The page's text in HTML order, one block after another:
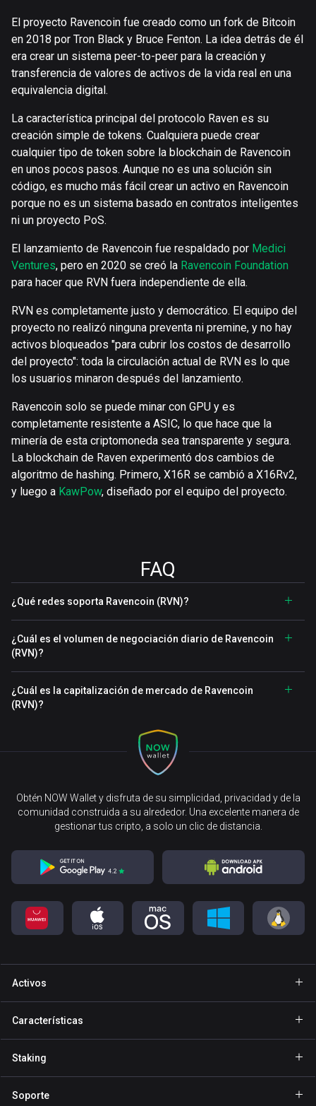
El proyecto Ravencoin fue creado como un fork de Bitcoin
en 2018 por Tron Black y Bruce Fenton. La idea detrás de él
era crear un sistema peer-to-peer para la creación y
transferencia de valores de activos de la vida real en una
equivalencia digital.
La característica principal del protocolo Raven es su
creación simple de tokens. Cualquiera puede crear
cualquier tipo de token sobre la blockchain de Ravencoin
en unos pocos pasos. Aunque no es una solución sin
código, es mucho más fácil crear un activo en Ravencoin
porque no es un sistema basado en contratos inteligentes
ni un proyecto PoS.
El lanzamiento de Ravencoin fue respaldado por Medici
Ventures, pero en 2020 se creó la Ravencoin Foundation
para hacer que RVN fuera independiente de ella.
RVN es completamente justo y democrático. El equipo del
proyecto no realizó ninguna preventa ni premine, y no hay
activos bloqueados "para cubrir los costos de desarrollo
del proyecto": toda la circulación actual de RVN es lo que
los usuarios minaron después del lanzamiento.
Ravencoin solo se puede minar con GPU y es
completamente resistente a ASIC, lo que hace que la
minería de esta criptomoneda sea transparente y segura.
La blockchain de Raven experimentó dos cambios de
algoritmo de hashing. Primero, X16R se cambió a X16Rv2,
y luego a KawPow, diseñado por el equipo del proyecto.
FAQ
¿Qué redes soporta Ravencoin (RVN)?
¿Cuál es el volumen de negociación diario de Ravencoin
(RVN)?
¿Cuál es la capitalización de mercado de Ravencoin
(RVN)?
Obtén NOW Wallet y disfruta de su simplicidad, privacidad y de la
comunidad construida a su alrededor. Una excelente manera de
gestionar tus cripto, a solo un clic de distancia.
Activos
Cartera Binance Coin
Características
Envío privado
Staking
Soporte